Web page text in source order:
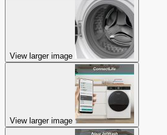
View larger image
View larger image